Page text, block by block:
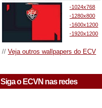
-1024x768
-1280x800
-1600x1200
-1920x1200
// Veja outros wallpapers do ECV
Siga o ECVN nas redes